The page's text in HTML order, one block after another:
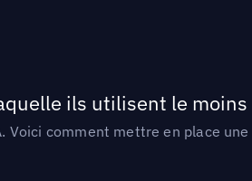
ils utilisent le moins
comment mettre en place